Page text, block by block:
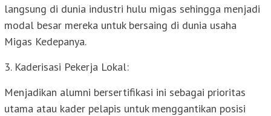
langsung di dunia industri hulu migas sehingga menjadi
modal besar mereka untuk bersaing di dunia usaha
Migas Kedepanya.
3. Kaderisasi Pekerja Lokal:
Menjadikan alumni bersertifikasi ini sebagai prioritas
utama atau kader pelapis untuk menggantikan posisi